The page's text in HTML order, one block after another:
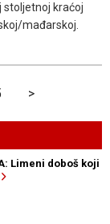
stoljetnoj kraćoj
mađarskoj.
>
Limeni doboš koji